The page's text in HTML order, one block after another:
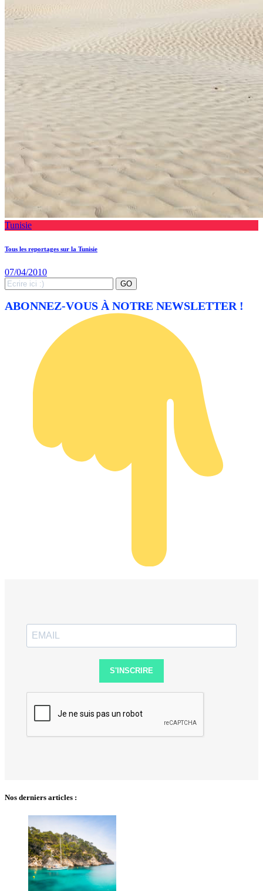
Tunisie
Tous les reportages sur la Tunisie
07/04/2010
Search
for:
GO
ABONNEZ-VOUS À NOTRE NEWSLETTER !
S'INSCRIRE
Nos derniers articles :